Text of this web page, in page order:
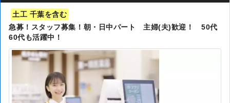
土工 千葉を含む
急募！スタッフ募集！朝・日中パート 主婦(夫)歓迎！ 50代
60代も活躍中！